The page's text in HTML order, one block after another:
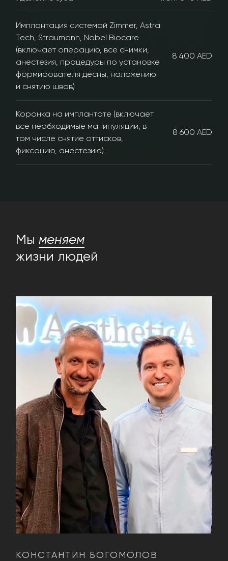
Имплантация системой Zimmer, Astra
Tech, Straumann, Nobel Biocare
(включает операцию, все снимки,
анестезия, процедуры по установке
формирователя десны, наложению
и снятию швов)
8 400 AED
Коронка на имплантате (включает
все необходимые манипуляции, в
том числе снятие оттисков,
фиксацию, анестезию)
8 600 AED
Мыменяем
жизни людей
КОНСТАНТИН БОГОМОЛОВ